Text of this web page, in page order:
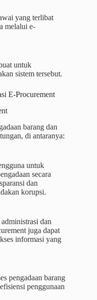
yang terlibat
melalui e-
untuk
sistem tersebut.
E-Procurement
barang dan
di antaranya:
untuk
secara
dan
korupsi.
dan
juga dapat
informasi yang
pengadaan barang
penggunaan